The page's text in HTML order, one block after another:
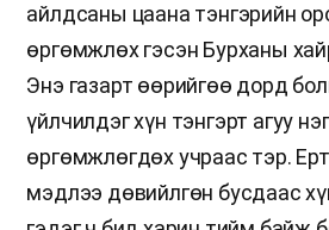
айлдсаны цаана тэнгэрийн
өргөмжлөх гэсэн Бурханы
Энэ газарт өөрийгөө дорд
үйлчилдэг хүн тэнгэрт агуу
өргөмжлөгдөх учраас тэр.
мэдлээ дөвийлгөн бусдаас